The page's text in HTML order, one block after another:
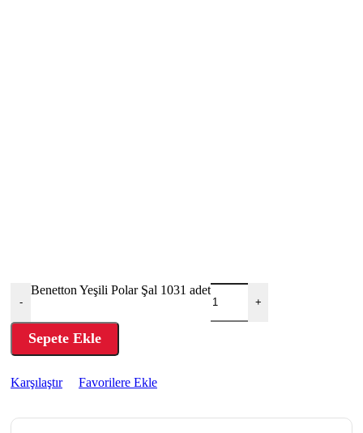
-
Benetton Yeşili Polar Şal 1031 adet
+
Sepete Ekle
Karşılaştır Favorilere Ekle